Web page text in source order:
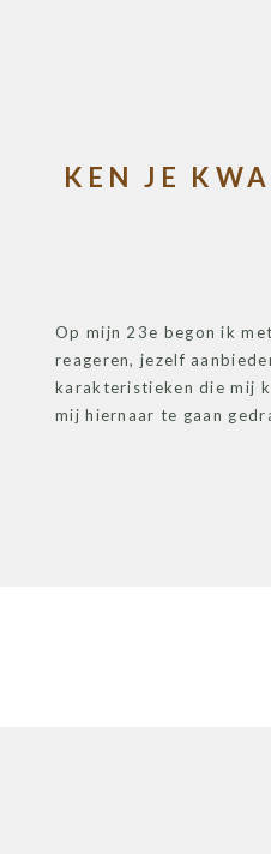
KEN JE
Op mijn 23e begon ik
reageren, jezelf
karakteristieken die mij
mij hiernaar te gaan